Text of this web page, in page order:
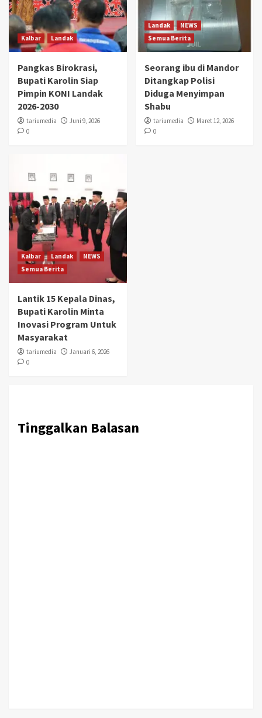
Kalbar Landak
Pangkas Birokrasi,
Bupati Karolin Siap
Pimpin KONI Landak
2026-2030
tariumedia
Juni 9, 2026
0
Landak
NEWS
Semua Berita
Seorang ibu di Mandor
Ditangkap Polisi
Diduga Menyimpan
Shabu
tariumedia
Maret 12, 2026
0
Kalbar Landak
NEWS
Semua Berita
Lantik 15 Kepala Dinas,
Bupati Karolin Minta
Inovasi Program Untuk
Masyarakat
tariumedia
Januari 6, 2026
0
Tinggalkan Balasan